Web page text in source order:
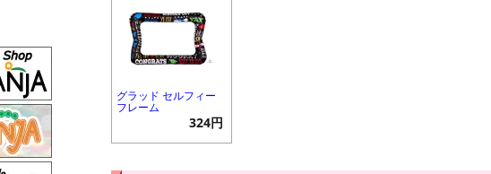
グラッド セルフィー
フレーム
324円